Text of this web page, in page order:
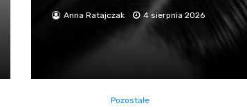
Anna Ratajczak 4 sierpnia 2026
Pozostałe